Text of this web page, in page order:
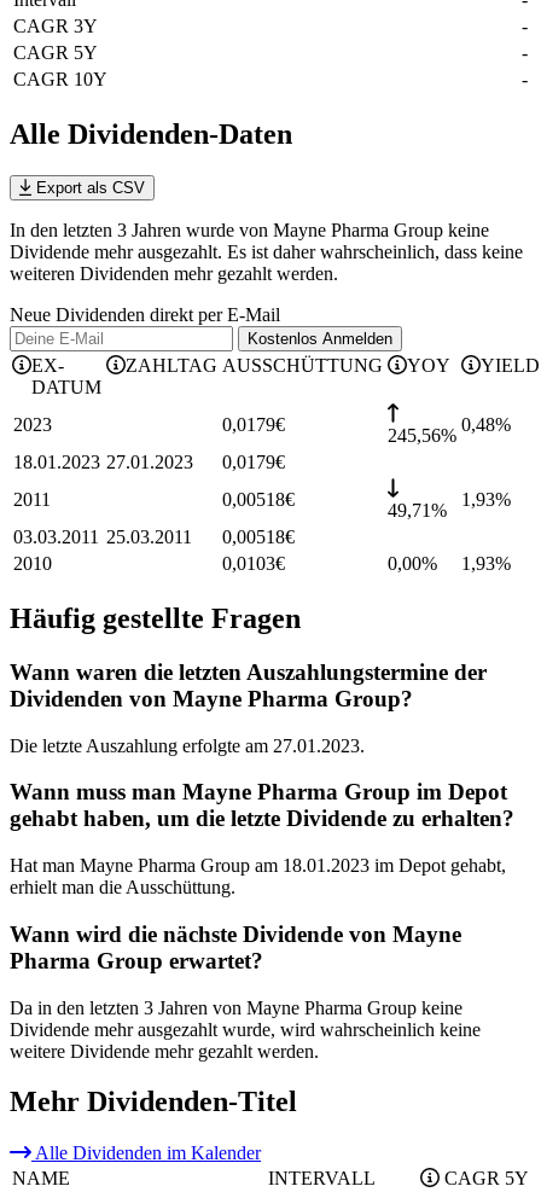
CAGR 3Y
-
CAGR 5Y
-
CAGR 10Y
-
Alle Dividenden-Daten
Export als CSV
In den letzten 3 Jahren wurde von Mayne Pharma Group keine
Dividende mehr ausgezahlt. Es ist daher wahrscheinlich, dass keine
weiteren Dividenden mehr gezahlt werden.
Neue Dividenden direkt per E-Mail
Kostenlos Anmelden
EX-
DATUM
ZAHLTAG AUSSCHÜTTUNG YOY YIELD
2023 0,0179€
245,56%
0,48%
18.01.2023 27.01.2023 0,0179€
2011
0,00518€
49,71%
1,93%
03.03.2011 25.03.2011 0,00518€
2010
0,0103€ 0,00% 1,93%
Häufig gestellte Fragen
Wann waren die letzten Auszahlungstermine der
Dividenden von Mayne Pharma Group?
Die letzte Auszahlung erfolgte am 27.01.2023.
Wann muss man Mayne Pharma Group im Depot
gehabt haben, um die letzte Dividende zu erhalten?
Hat man Mayne Pharma Group am 18.01.2023 im Depot gehabt,
erhielt man die Ausschüttung.
Wann wird die nächste Dividende von Mayne
Pharma Group erwartet?
Da in den letzten 3 Jahren von Mayne Pharma Group keine
Dividende mehr ausgezahlt wurde, wird wahrscheinlich keine
weitere Dividende mehr gezahlt werden.
Mehr Dividenden-Titel
Alle Dividenden im Kalender
NAME
INTERVALL
CAGR 5Y